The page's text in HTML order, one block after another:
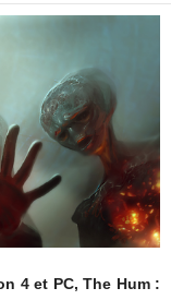
4 et PC, The Hum :